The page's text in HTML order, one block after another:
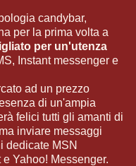
candybar,
per la prima volta a
per un'utenza
Instant messenger e
ad un prezzo
di un'ampia
felici tutti gli amanti di
inviare messaggi
dedicate MSN
Yahoo! Messenger.